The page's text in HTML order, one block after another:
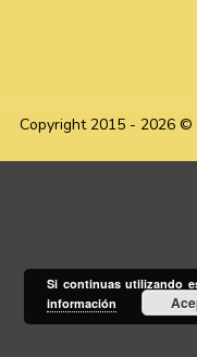
Copyright 2015 - 2026 ©
Si continuas utilizando
información